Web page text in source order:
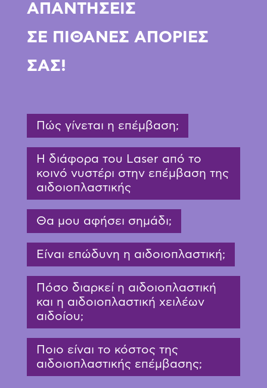
ΑΠΑΝΤΗΣΕΙΣ
ΣΕ ΠΙΘΑΝΕΣ ΑΠΟΡΙΕΣ
ΣΑΣ!
Πώς γίνεται η επέμβαση;
H διάφορα του Laser από το
κοινό νυστέρι στην επέμβαση της
αιδοιοπλαστικής
Θα μου αφήσει σημάδι;
Είναι επώδυνη η αιδοιοπλαστική;
Πόσο διαρκεί η αιδοιοπλαστική
και η αιδοιοπλαστική χειλέων
αιδοίου;
Ποιο είναι το κόστος της
αιδοιοπλαστικής επέμβασης;